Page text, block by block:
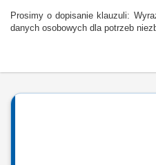
Prosimy o dopisanie klauzuli:
danych osobowych dla potrzeb